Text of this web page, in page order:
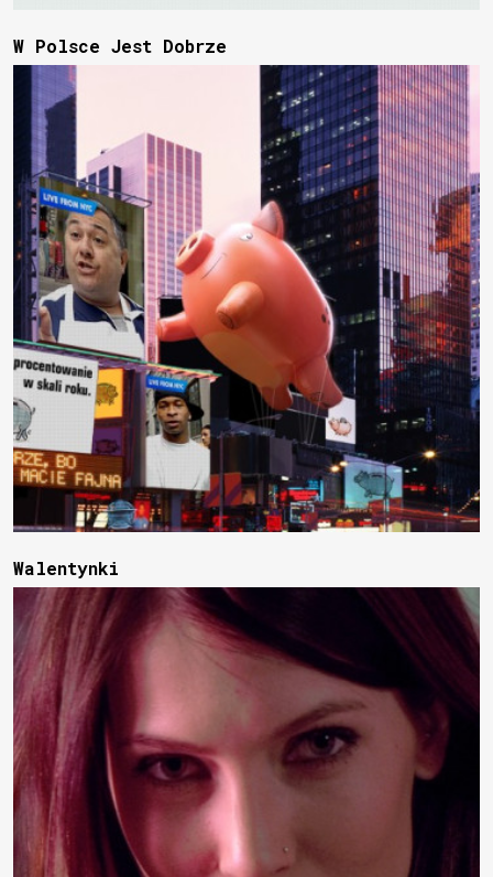
W Polsce Jest Dobrze
Walentynki